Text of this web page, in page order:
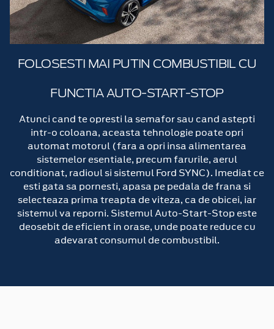
FOLOSESTI MAI PUTIN COMBUSTIBIL CU
FUNCTIA AUTO-START-STOP
Atunci cand te opresti la semafor sau cand astepti
intr-o coloana, aceasta tehnologie poate opri
automat motorul (fara a opri insa alimentarea
sistemelor esentiale, precum farurile, aerul
conditionat, radioul si sistemul Ford SYNC). Imediat ce
esti gata sa pornesti, apasa pe pedala de frana si
selecteaza prima treapta de viteza, ca de obicei, iar
sistemul va reporni. Sistemul Auto-Start-Stop este
deosebit de eficient in orase, unde poate reduce cu
adevarat consumul de combustibil.